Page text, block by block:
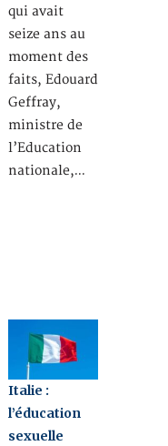
qui avait
seize ans au
moment des
faits, Edouard
Geffray,
ministre de
l’Education
nationale,…
Italie :
l’éducation
sexuelle